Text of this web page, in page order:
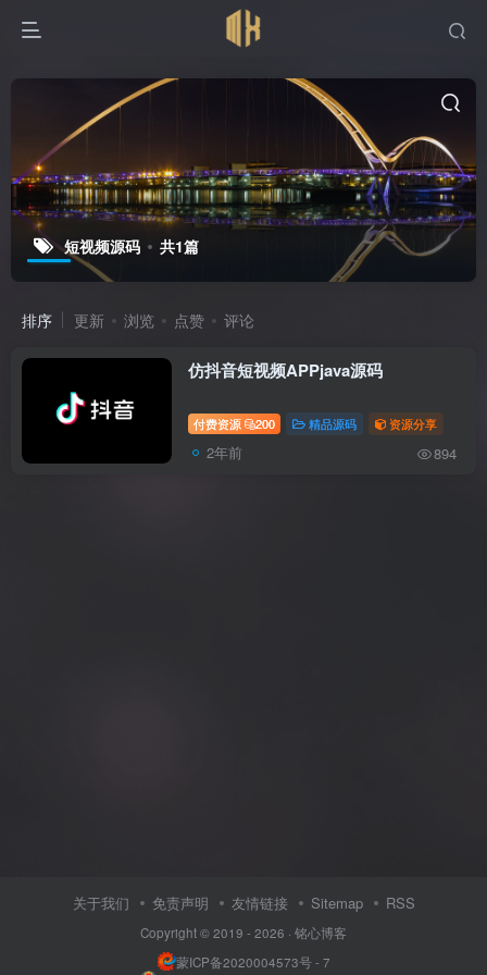
短视频源码 共1篇
排序 更新 浏览 点赞 评论
仿抖音短视频APPjava源码
付费资源 200 精品源码 资源分享
2年前 894
关于我们 免责声明 友情链接 Sitemap RSS
Copyright © 2019 - 2026 · 铭心博客
蒙ICP备2020004573号 - 7